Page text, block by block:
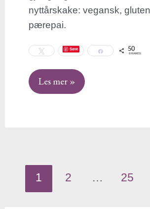
nyttårskake: vegansk,
pærepai.
Save Share 50
SHARES
Les mer »
1 2 … 25